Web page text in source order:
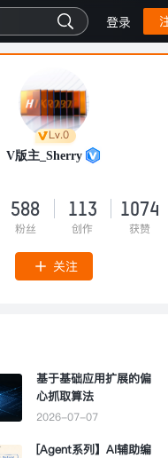
登录
Lv.0
V版主_Sherry
588
粉丝
113
创作
1074
获赞
关注
基于基础应用扩展的偏
心抓取算法
2026-07-07
[Agent系列】AI辅助编